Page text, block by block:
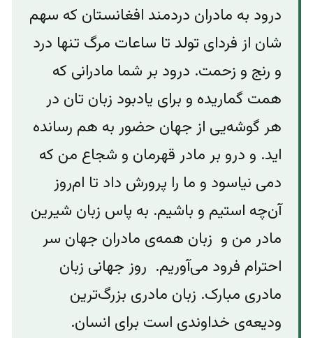
درود به مادران دردمند افغانستان که سهم
شان از فردای تولد تا ساعات مرگ تنها درد
و رنج و زحمت. درود بر شما مادرانی که
همت گماریده و برای یاد‌بود زبان تان در
هر گوشه‌یی از جهان حضور به هم رسانده
اید. و درو بر مادر قهرمان و شجاع من که
دمی نیاسود و ما را پرورش داد تا ام‌روز
آن‌چه استیم و باشیم. به پاس زبان شیرین
مادر من و زبان همه‌ی مادران جهان سر
احترام فرود می‌‌آوریم. روز جهانی زبان
مادری مبارک. زبان مادری بزرگ‌ترین
ودیعه‌ی خداوندی است برای انسان.